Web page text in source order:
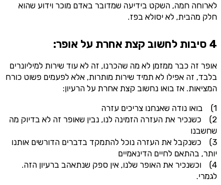
לארוחה חמה, השקט בידיעה שמדובר באדם מוכר וידוע שהוא
חלק מהבית, לא יסולא בפז.
4 סיבות לחשוב קצת אחרת על אופר:
אופר זה כבר ממזמן לא מה שהכרנו, זה לא עוד שירות למיליונרים
בלבד, זה אפילו לא תמיד שירות מותרות, אלא לפעמים פשוט כורח
המציאות. אז בואו נחשוב קצת אחרת על הרעיון:
1) בואו נודה שאנחנו צריכים עזרה
2) כשנכיר את העזרה הזמינה לנו, נבין שאופר זה לא בדיוק מה
שחשבנו
3) כשנקבל את העזרה נוכל להתמקד בדברים הדורשים אותנו
יותר, בהתאם לחיים הדינאמיים
4) וכשנכיר את האופר שלנו, אין ספק שנתאהב ברעיון הזה.
לגמרי.